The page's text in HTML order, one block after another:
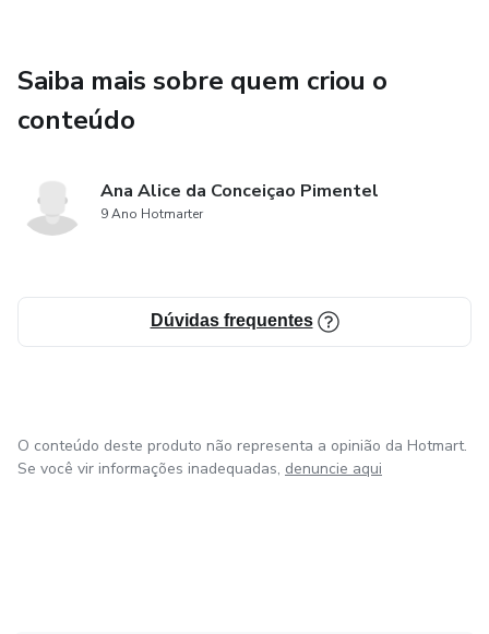
Saiba mais sobre quem criou o
conteúdo
Ana Alice da Conceiçao Pimentel
9 Ano Hotmarter
Dúvidas frequentes
O conteúdo deste produto não representa a opinião da Hotmart.
Se você vir informações inadequadas, denuncie aqui